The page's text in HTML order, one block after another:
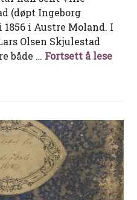
(døpt Ingeborg
i Austre Moland. I
Olsen Skjulestad
både … Fortsett å lese